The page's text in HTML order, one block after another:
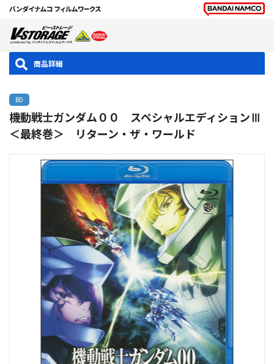
商品詳細
BD
機動戦士ガンダム００ スペシャルエディションⅢ
＜最終巻＞ リターン・ザ・ワールド